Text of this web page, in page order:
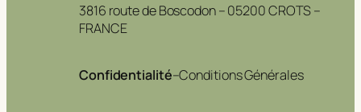
3816 route de Boscodon – 05200 CROTS –
FRANCE
Confidentialité–Conditions Générales